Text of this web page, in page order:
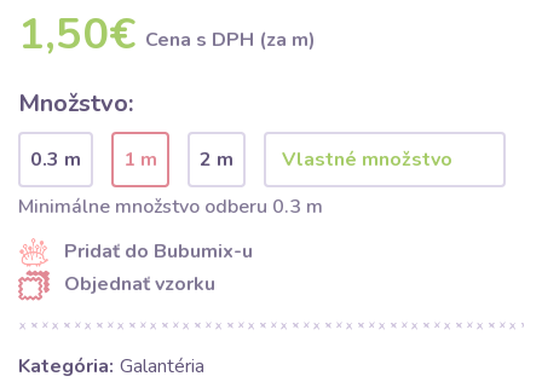
1,50€ Cena s DPH (za m)
Množstvo:
0.3 m 1 m
2 m
Minimálne množstvo odberu 0.3 m
Pridať do Bubumix-u
Objednať vzorku
Kategória: Galantéria